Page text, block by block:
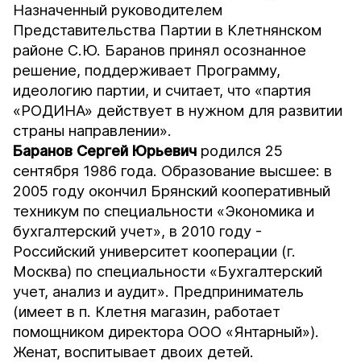
Назначенный руководителем
Представительства Партии в Клетнянском
районе С.Ю. Баранов принял осознанное
решение, поддерживает Программу,
идеологию партии, и считает, что «партия
«РОДИНА» действует в нужном для развитии
страны направлении».
Баранов Сергей Юрьевич родился 25
сентября 1986 года. Образование высшее: в
2005 году окончил Брянский кооперативный
техникум по специальности «Экономика и
бухгалтерский учет», в 2010 году -
Российский университет кооперации (г.
Москва) по специальности «Бухгалтерский
учет, анализ и аудит». Предприниматель
(имеет в п. Клетня магазин, работает
помощником директора ООО «Янтарный»).
Женат, воспитывает двоих детей.